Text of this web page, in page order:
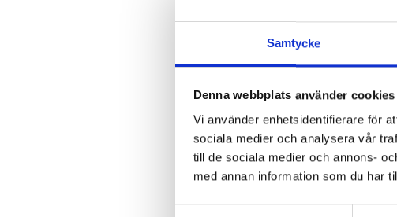
Samtycke
Denna webbplats använder cookies
Vi använder enhetsidentifierare för
sociala medier och analysera vår
till de sociala medier och annons-
med annan information som du har
FÖRETAGSKONTO HOS BANK
ASSISTENT/SECOND
Övriga externa kostnader.